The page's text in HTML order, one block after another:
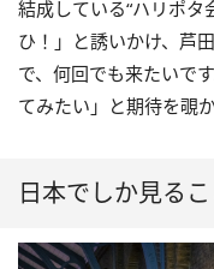
結成している“ハリポタ
ひ！」と誘いかけ、芦
で、何回でも来たいで
てみたい」と期待を覗
日本でしか見る